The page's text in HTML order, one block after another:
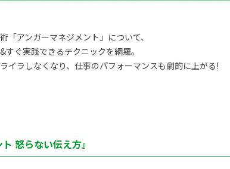
「アンガーマネジメント」について、
ぐ実践できるテクニックを網羅。
イラしなくなり、仕事のパフォーマンスも劇的に上がる!
怒らない伝え方』